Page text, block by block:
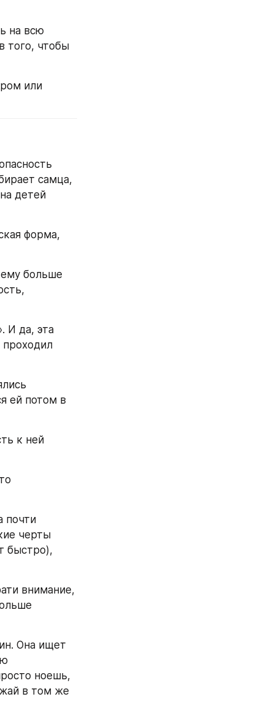
на всю
того, чтобы
или
самца,
детей
форма,
больше
И да, эта
проходил
ей потом в
к ней
почти
черты
быстро),
внимание,
Она ищет
ноешь,
в том же